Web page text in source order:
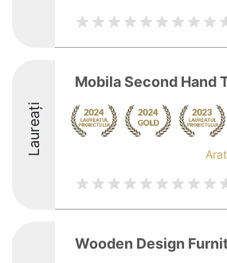
Laureați
Mobila Second Hand
Wooden Design